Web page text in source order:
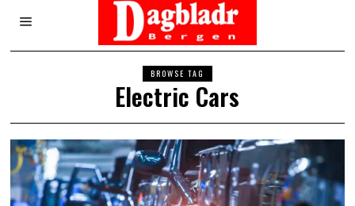
BROWSE TAG
Electric Cars